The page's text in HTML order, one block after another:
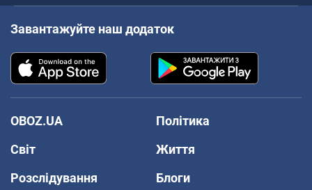
Завантажуйте наш додаток
OBOZ.UA
Політика
Світ
Життя
Розслідування
Блоги